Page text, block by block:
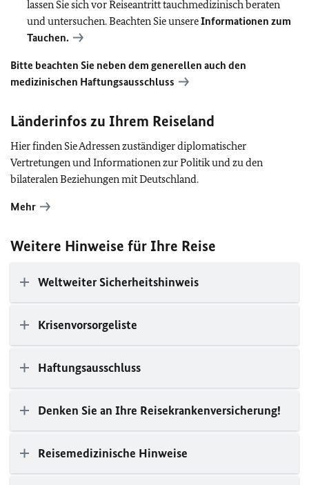
lassen Sie sich vor Reiseantritt tauchmedizinisch beraten
und untersuchen. Beachten Sie unsereInformationen zum
Tauchen.
Bitte beachten Sie neben dem generellen auch den
medizinischen Haftungsausschluss
Länderinfos zu Ihrem Reiseland
Hier finden Sie Adressen zuständiger diplomatischer
Vertretungen und Informationen zur Politik und zu den
bilateralen Beziehungen mit Deutschland.
Mehr
Weitere Hinweise für Ihre Reise
Weltweiter Sicherheitshinweis
Krisenvorsorgeliste
Haftungsausschluss
Denken Sie an Ihre Reisekrankenversicherung!
Reisemedizinische Hinweise